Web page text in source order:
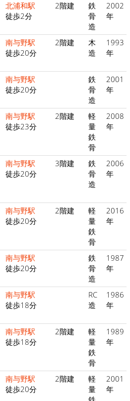
北浦和駅
徒歩2分
2階建
鉄
骨
造
2002
年
南与野駅
徒歩20分
2階建
木
造
1993
年
南与野駅
徒歩20分
鉄
骨
造
2001
年
南与野駅
徒歩23分
2階建
軽
量
鉄
骨
2008
年
南与野駅
徒歩20分
3階建
鉄
骨
造
2006
年
南与野駅
徒歩20分
2階建
軽
量
鉄
骨
2016
年
南与野駅
徒歩20分
鉄
骨
造
1987
年
南与野駅
徒歩18分
RC
造
1986
年
南与野駅
徒歩18分
2階建
軽
量
鉄
骨
1989
年
南与野駅
徒歩20分
2階建
軽
量
2001
年